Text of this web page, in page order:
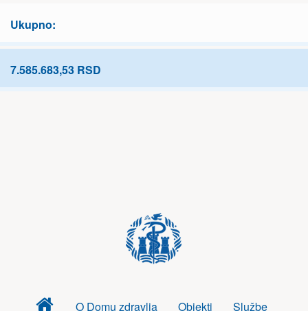
Ukupno:
7.585.683,53 RSD
Dom O Domu zdravlja Objekti Službe